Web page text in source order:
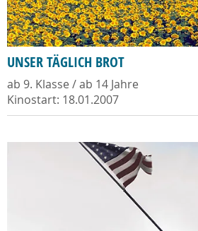
UNSER TÄGLICH BROT
ab 9. Klasse / ab 14 Jahre
Kinostart: 18.01.2007